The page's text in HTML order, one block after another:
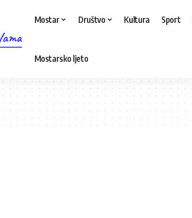
Mostar Društvo Kultura Sport
Mostarsko ljeto